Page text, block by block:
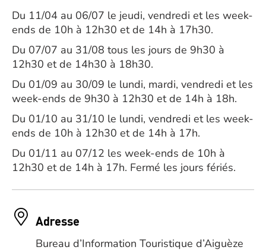
Du 11/04 au 06/07 le jeudi, vendredi et les week-
ends de 10h à 12h30 et de 14h à 17h30.
Du 07/07 au 31/08 tous les jours de 9h30 à
12h30 et de 14h30 à 18h30.
Du 01/09 au 30/09 le lundi, mardi, vendredi et les
week-ends de 9h30 à 12h30 et de 14h à 18h.
Du 01/10 au 31/10 le lundi, vendredi et les week-
ends de 10h à 12h30 et de 14h à 17h.
Du 01/11 au 07/12 les week-ends de 10h à
12h30 et de 14h à 17h. Fermé les jours fériés.
Adresse
Bureau d’Information Touristique d’Aiguèze